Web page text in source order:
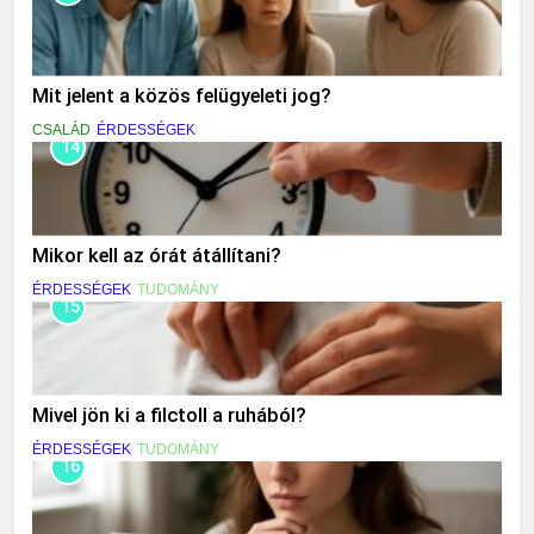
Mit jelent a közös felügyeleti jog?
CSALÁD ÉRDESSÉGEK
14
Mikor kell az órát átállítani?
ÉRDESSÉGEK TUDOMÁNY
15
Mivel jön ki a filctoll a ruhából?
ÉRDESSÉGEK TUDOMÁNY
16